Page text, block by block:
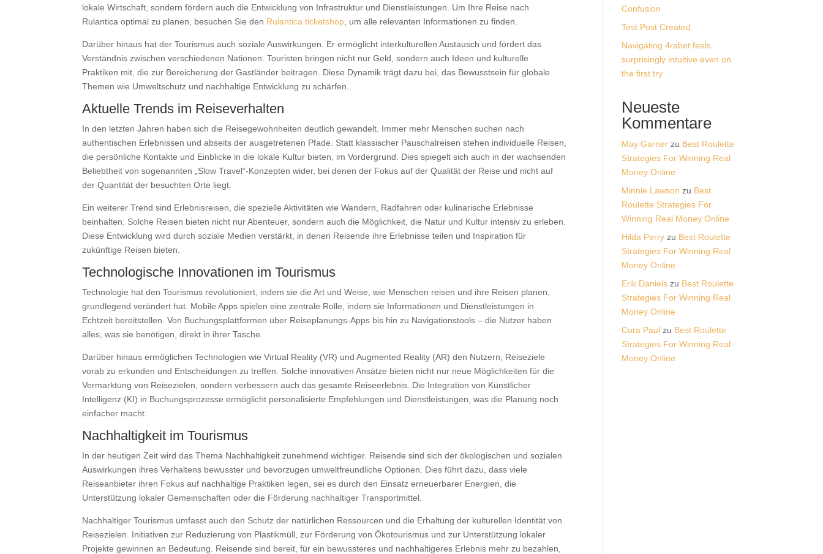
lokale Wirtschaft, sondern fördern auch die Entwicklung von Infrastruktur und Dienstleistungen. Um Ihre Reise nach
Rulantica optimal zu planen, besuchen Sie den Rulantica ticketshop , um alle relevanten Informationen zu finden.
Darüber hinaus hat der Tourismus auch soziale Auswirkungen. Er ermöglicht interkulturellen Austausch und fördert das
Verständnis zwischen verschiedenen Nationen. Touristen bringen nicht nur Geld, sondern auch Ideen und kulturelle
Praktiken mit, die zur Bereicherung der Gastländer beitragen. Diese Dynamik trägt dazu bei, das Bewusstsein für globale
Themen wie Umweltschutz und nachhaltige Entwicklung zu schärfen.
Aktuelle Trends im Reiseverhalten
In den letzten Jahren haben sich die Reisegewohnheiten deutlich gewandelt. Immer mehr Menschen suchen nach
authentischen Erlebnissen und abseits der ausgetretenen Pfade. Statt klassischer Pauschalreisen stehen individuelle Reisen,
die persönliche Kontakte und Einblicke in die lokale Kultur bieten, im Vordergrund. Dies spiegelt sich auch in der wachsenden
Beliebtheit von sogenannten „Slow Travel“-Konzepten wider, bei denen der Fokus auf der Qualität der Reise und nicht auf
der Quantität der besuchten Orte liegt.
Ein weiterer Trend sind Erlebnisreisen, die spezielle Aktivitäten wie Wandern, Radfahren oder kulinarische Erlebnisse
beinhalten. Solche Reisen bieten nicht nur Abenteuer, sondern auch die Möglichkeit, die Natur und Kultur intensiv zu erleben.
Diese Entwicklung wird durch soziale Medien verstärkt, in denen Reisende ihre Erlebnisse teilen und Inspiration für
zukünftige Reisen bieten.
Technologische Innovationen im Tourismus
Technologie hat den Tourismus revolutioniert, indem sie die Art und Weise, wie Menschen reisen und ihre Reisen planen,
grundlegend verändert hat. Mobile Apps spielen eine zentrale Rolle, indem sie Informationen und Dienstleistungen in
Echtzeit bereitstellen. Von Buchungsplattformen über Reiseplanungs-Apps bis hin zu Navigationstools – die Nutzer haben
alles, was sie benötigen, direkt in ihrer Tasche.
Darüber hinaus ermöglichen Technologien wie Virtual Reality (VR) und Augmented Reality (AR) den Nutzern, Reiseziele
vorab zu erkunden und Entscheidungen zu treffen. Solche innovativen Ansätze bieten nicht nur neue Möglichkeiten für die
Vermarktung von Reisezielen, sondern verbessern auch das gesamte Reiseerlebnis. Die Integration von Künstlicher
Intelligenz (KI) in Buchungsprozesse ermöglicht personalisierte Empfehlungen und Dienstleistungen, was die Planung noch
einfacher macht.
Nachhaltigkeit im Tourismus
In der heutigen Zeit wird das Thema Nachhaltigkeit zunehmend wichtiger. Reisende sind sich der ökologischen und sozialen
Auswirkungen ihres Verhaltens bewusster und bevorzugen umweltfreundliche Optionen. Dies führt dazu, dass viele
Reiseanbieter ihren Fokus auf nachhaltige Praktiken legen, sei es durch den Einsatz erneuerbarer Energien, die
Unterstützung lokaler Gemeinschaften oder die Förderung nachhaltiger Transportmittel.
Nachhaltiger Tourismus umfasst auch den Schutz der natürlichen Ressourcen und die Erhaltung der kulturellen Identität von
Reisezielen. Initiativen zur Reduzierung von Plastikmüll, zur Förderung von Ökotourismus und zur Unterstützung lokaler
Projekte gewinnen an Bedeutung. Reisende sind bereit, für ein bewussteres und nachhaltigeres Erlebnis mehr zu bezahlen,
Confusion
Test Post Created
Navigating 4rabet feels
surprisingly intuitive even on
the first try
Neueste
Kommentare
May Garner zu Best Roulette
Strategies For Winning Real
Money Online
Minnie Lawson zu Best
Roulette Strategies For
Winning Real Money Online
Hilda Perry zu Best Roulette
Strategies For Winning Real
Money Online
Erik Daniels zu Best Roulette
Strategies For Winning Real
Money Online
Cora Paul zu Best Roulette
Strategies For Winning Real
Money Online